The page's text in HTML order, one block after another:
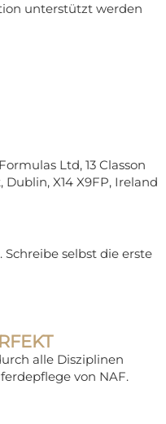
unterstützt werden
Ltd, 13 Classon
X14 X9FP, Ireland
selbst die erste
alle Disziplinen
von NAF.